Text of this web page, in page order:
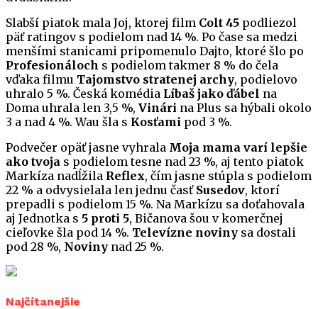
Slabší piatok mala Joj, ktorej film Colt 45 podliezol
päť ratingov s podielom nad 14 %. Po čase sa medzi
menšími stanicami pripomenulo Dajto, ktoré šlo po
Profesionáloch s podielom takmer 8 % do čela
vďaka filmu Tajomstvo stratenej archy, podielovo
uhralo 5 %. Česká komédia Líbaš jako ďábel na
Doma uhrala len 3,5 %, Vinári na Plus sa hýbali okolo
3 a nad 4 %. Wau šla s Kosťami pod 3 %.
Podvečer opäť jasne vyhrala Moja mama varí lepšie
ako tvoja s podielom tesne nad 23 %, aj tento piatok
Markíza nadĺžila Reflex, čím jasne stúpla s podielom
22 % a odvysielala len jednu časť Susedov, ktorí
prepadli s podielom 15 %. Na Markízu sa doťahovala
aj Jednotka s 5 proti 5, Bičanova šou v komerčnej
cieľovke šla pod 14 %. Televízne noviny sa dostali
pod 28 %, Noviny nad 25 %.
Najčítanejšie